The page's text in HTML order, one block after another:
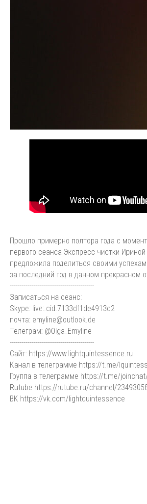
Прошло примерно полтора года с
первого сеанса Экспресс чистки
предложила поделиться своими
за последний год в данном прекрасном
-------------------------------------------
Записаться на сеанс:
Skype: live:.cid.7133df1de4913c2
почта: emyline@outlook.de
Телеграм: @Olga_Emyline
-------------------------------------------
Сайт: https://www.lightquintessence.ru
Канал в телеграмме https://t.me/
Группа в телеграмме https://t.me/
Rutube https://rutube.ru/channel/
ВК https://vk.com/lightquintessence